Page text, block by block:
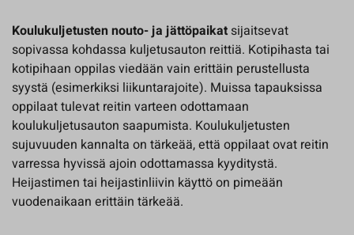
Koulukuljetusten nouto- ja jättöpaikat sijaitsevat
sopivassa kohdassa kuljetusauton reittiä. Kotipihasta tai
kotipihaan oppilas viedään vain erittäin perustellusta
syystä (esimerkiksi liikuntarajoite). Muissa tapauksissa
oppilaat tulevat reitin varteen odottamaan
koulukuljetusauton saapumista. Koulukuljetusten
sujuvuuden kannalta on tärkeää, että oppilaat ovat reitin
varressa hyvissä ajoin odottamassa kyyditystä.
Heijastimen tai heijastinliivin käyttö on pimeään
vuodenaikaan erittäin tärkeää.